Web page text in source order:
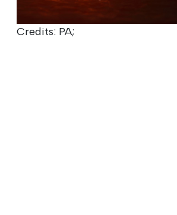
Credits: PA;